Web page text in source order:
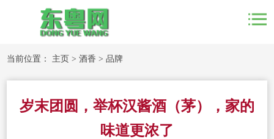
当前位置： 主页 >酒香 >品牌
岁末团圆，举杯汉酱酒（茅），家的
味道更浓了